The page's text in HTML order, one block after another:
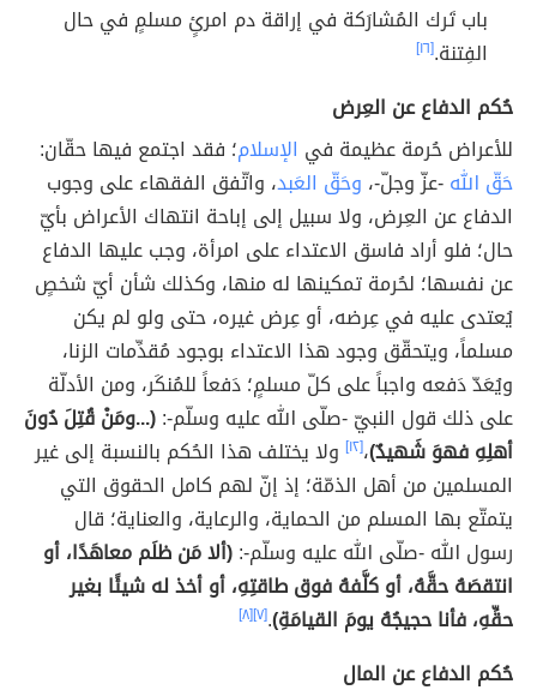
باب تَرك المُشارَكة في إراقة دم امرئٍ مسلمٍ في حال
الفِتنة.[١٦]
حُكم الدفاع عن العِرض
للأعراض حُرمة عظيمة في الإسلام؛ فقد اجتمع فيها حقّان:
حَقّ الله-عزّ وجلّ-، وحَقّ العَبد، واتّفق الفقهاء على وجوب
الدفاع عن العِرض، ولا سبيل إلى إباحة انتهاك الأعراض بأيّ
حال؛ فلو أراد فاسق الاعتداء على امرأة، وجب عليها الدفاع
عن نفسها؛ لحُرمة تمكينها له منها، وكذلك شأن أيّ شخصٍ
يُعتدى عليه في عِرضه، أو عِرض غيره، حتى ولو لم يكن
مسلماً، ويتحقّق وجود هذا الاعتداء بوجود مُقدِّمات الزنا،
ويُعَدّ دَفعه واجباً على كلّ مسلمٍ؛ دَفعاً للمُنكَر، ومن الأدلّة
على ذلك قول النبيّ -صلّى الله عليه وسلّم-:(...ومَنْ قُتِلَ دُونَ
أهلِهِ فهوَ شَهيدٌ)،[١٢]
ولا يختلف هذا الحُكم بالنسبة إلى غير
المسلمين من أهل الذمّة؛ إذ إنّ لهم كامل الحقوق التي
يتمتّع بها المسلم من الحماية، والرعاية، والعناية؛ قال
رسول الله -صلّى الله عليه وسلّم-:(ألا مَن ظلَم معاهَدًا، أو
انتقصَهُ حقَّهُ، أو كلَّفهُ فوق طاقتِهِ، أو أخذ له شيئًا بغير
حقِّهِ، فأنا حجيجُهُ يومَ القيامَةِ).[٧] [٨]
حُكم الدفاع عن المال